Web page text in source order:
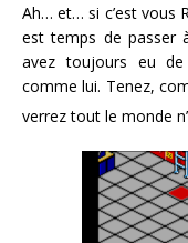
Ah… et… si c’est vous
est temps de passer
avez toujours eu de
comme lui. Tenez,
verrez tout le monde